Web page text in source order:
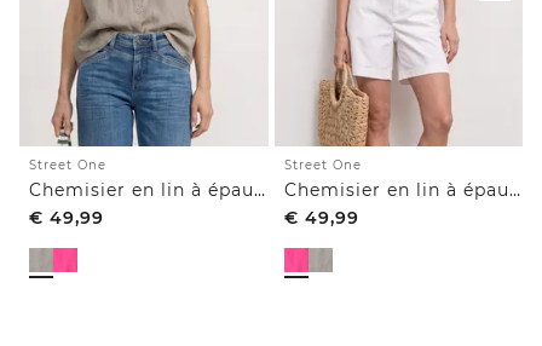
Street One
Chemisier en lin à épaules tombantes
€ 49,99
Street One
Chemisier en lin à épaules tombantes
€ 49,99